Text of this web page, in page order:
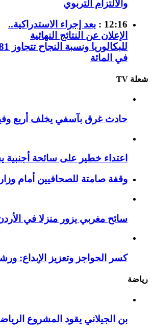
والالتزام التربوي
12:16 :
بعد إجراء الاستدراكية..
الإعلان عن النتائج النهائية
للبكالوريا ونسبة
في المائة
شعلة TV
حادث غرق بآسفي يخلف أربع
اعتداء خطير على سائحة
وقفة صامتة للصحافيين أمام
سائح مغربي يزور منزلا في
كسر الحواجز وتعزيز
رياضة
بن الجيلاني يقود المشروع